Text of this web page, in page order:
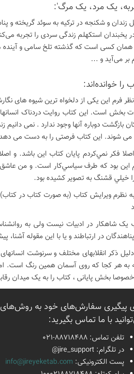
یک مرد، یک مرگ':
و شکنجه در ترکیه به سوئد گریخته و
یخبندان استکهلم زندگی سردی را تجربه
کسی است که گذشته تلخ سامی و آینده
بر می‌آید و ...
خوانده‌اند:
نظر فرم اين یکی از دلخواه ترین شيوه های
بخش است. این کتاب روایت دردناک
بازگشت دوباره آنها وجود ندارد . نمی
شوند. این کتاب فرصتی را به دست می دهد
اصلا فكر نمي‌كردم پايان كتاب اين باشد. و
بود كه طرف سياسي‌كار است. و من عاشق
قشنگ به تصوير كشيده بود.
نظرم ویرایش کتاب (به صورت کتاب در کتاب)
یک شاهکار در ادبیات نیست ولی به
در ارتباطند و یا با این مقوله آشنا،
ذکر انقلابهای مختلف و سرنوشت
به هر کجا که روی آسمان همین رنگ است.
بخش پایانی ، کتاب را به یک میدان
پیگیری سفارش‌های خود به
با ما تماس بگیرید:
تلفن تماس: 021-88718488
در تلگرام: @jire_support
پست الكترونیكی: info@jireyeketab.com